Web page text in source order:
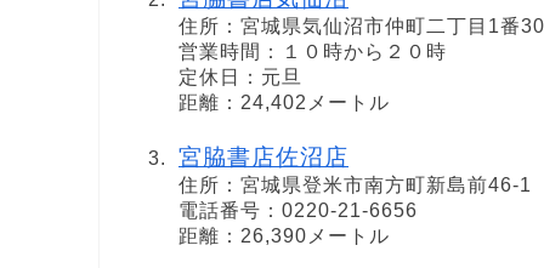
住所：宮城県気仙沼市仲町二丁目1番
営業時間：１０時から２０時
定休日：元旦
距離：24,402メートル
宮脇書店佐沼店
住所：宮城県登米市南方町新島前46-1
電話番号：0220-21-6656
距離：26,390メートル